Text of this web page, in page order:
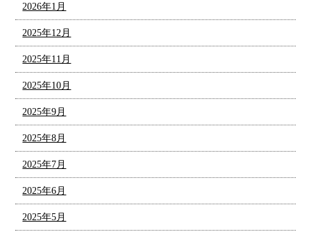
2026年1月
2025年12月
2025年11月
2025年10月
2025年9月
2025年8月
2025年7月
2025年6月
2025年5月